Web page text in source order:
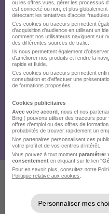
Ces offres
vous intéresser
ou les offres vues, gérer les processus
est connecté ou non, et plus
détectant les tentatives d'accès
Ces cookies ou traceurs permettent
d'acquisition d'audience en utilisant un
comment nos utilisateurs naviguent sur
des différentes sources de trafic.
Ils nous permettent également
d'améliorer nos produits et rendre la
rapide et fluide.
Ces cookies ou traceurs permettent
consultation et d'effectuer une
de formations proposées.
Cookies publicitaires
Avec votre accord , nous et nos
Bing,) pouvons utiliser des traceurs
offres d’emploi ou des offres de
probabilités de trouver rapidement un
Nos partenaires personnalisent ces
votre profil et de vos centres d’intérêt.
Vous pouvez à tout moment paramétrer
consentement en cliquant sur le lien "
Pour en savoir plus, consultez notre
Politique relative aux cookies
Personnaliser mes